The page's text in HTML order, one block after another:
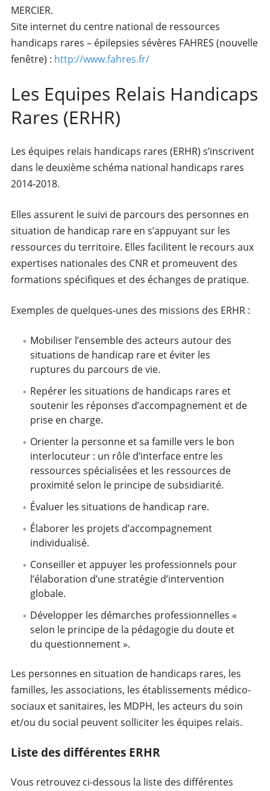
MERCIER.
Site internet du centre national de ressources
handicaps rares – épilepsies sévères FAHRES (nouvelle
fenêtre) : http://www.fahres.fr/
Les Equipes Relais Handicaps
Rares (ERHR)
Les équipes relais handicaps rares (ERHR) s’inscrivent
dans le deuxième schéma national handicaps rares
2014-2018.
Elles assurent le suivi de parcours des personnes en
situation de handicap rare en s’appuyant sur les
ressources du territoire. Elles facilitent le recours aux
expertises nationales des CNR et promeuvent des
formations spécifiques et des échanges de pratique.
Exemples de quelques-unes des missions des ERHR :
Mobiliser l’ensemble des acteurs autour des
situations de handicap rare et éviter les
ruptures du parcours de vie.
Repérer les situations de handicaps rares et
soutenir les réponses d’accompagnement et de
prise en charge.
Orienter la personne et sa famille vers le bon
interlocuteur : un rôle d’interface entre les
ressources spécialisées et les ressources de
proximité selon le principe de subsidiarité.
Évaluer les situations de handicap rare.
Élaborer les projets d’accompagnement
individualisé.
Conseiller et appuyer les professionnels pour
l’élaboration d’une stratégie d’intervention
globale.
Développer les démarches professionnelles «
selon le principe de la pédagogie du doute et
du questionnement ».
Les personnes en situation de handicaps rares, les
familles, les associations, les établissements médico-
sociaux et sanitaires, les MDPH, les acteurs du soin
et/ou du social peuvent solliciter les équipes relais.
Liste des différentes ERHR
Vous retrouvez ci-dessous la liste des différentes